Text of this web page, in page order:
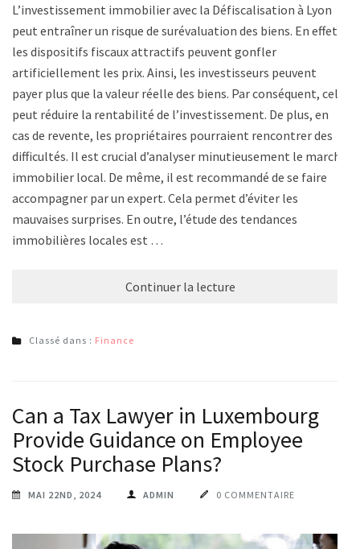
L’investissement immobilier avec la Défiscalisation à Lyon
peut entraîner un risque de surévaluation des biens. En effet,
les dispositifs fiscaux attractifs peuvent gonfler
artificiellement les prix. Ainsi, les investisseurs peuvent
payer plus que la valeur réelle des biens. Par conséquent, cela
peut réduire la rentabilité de l’investissement. De plus, en
cas de revente, les propriétaires pourraient rencontrer des
difficultés. Il est crucial d’analyser minutieusement le marché
immobilier local. De même, il est recommandé de se faire
accompagner par un expert. Cela permet d’éviter les
mauvaises surprises. En outre, l’étude des tendances
immobilières locales est …
Continuer la lecture
Classé dans : Finance
Can a Tax Lawyer in Luxembourg
Provide Guidance on Employee
Stock Purchase Plans?
MAI 22ND, 2024 ADMIN 0 COMMENTAIRE